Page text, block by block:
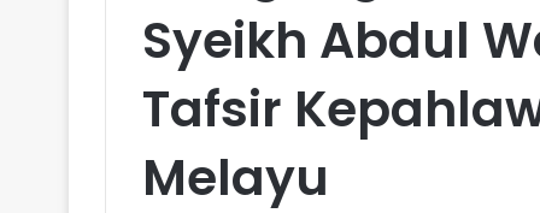
Syeikh Abdul
Tafsir
Melayu